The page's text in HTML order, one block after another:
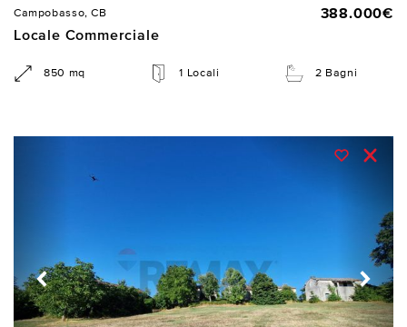
Campobasso, CB
388.000€
Locale Commerciale
850 mq 1 Locali 2 Bagni